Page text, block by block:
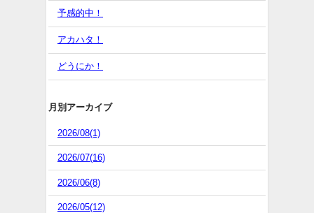
予感的中！
アカハタ！
どうにか！
月別アーカイブ
2026/08(1)
2026/07(16)
2026/06(8)
2026/05(12)